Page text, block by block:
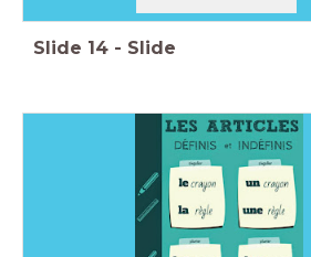
Slide 14 - Slide